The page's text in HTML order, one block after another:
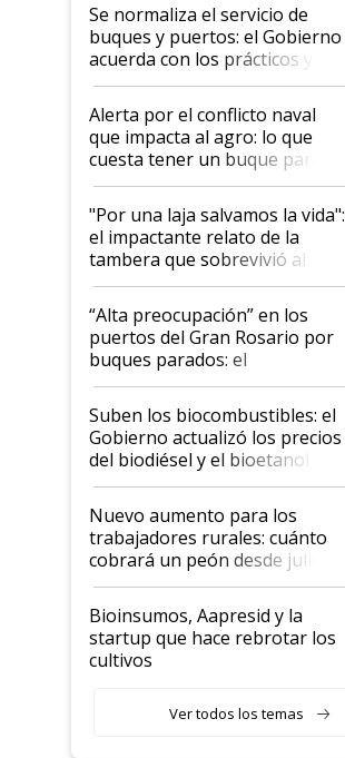
Se normaliza el servicio de
buques y puertos: el Gobierno
acuerda con los prácticos y
suspende el decreto de
desregulación
Alerta por el conflicto naval
que impacta al agro: lo que
cuesta tener un buque parado
y el peligro de que Argentina
pase a ser "país sucio"
"Por una laja salvamos la vida":
el impactante relato de la
tambera que sobrevivió al
tornado
“Alta preocupación” en los
puertos del Gran Rosario por
buques parados: el
funcionamiento de las
exportadoras en tensión tras
la medida de fuerza de los
prácticos
Suben los biocombustibles: el
Gobierno actualizó los precios
del biodiésel y el bioetanol
Nuevo aumento para los
trabajadores rurales: cuánto
cobrará un peón desde julio
Bioinsumos, Aapresid y la
startup que hace rebrotar los
cultivos
Ver todos los temas